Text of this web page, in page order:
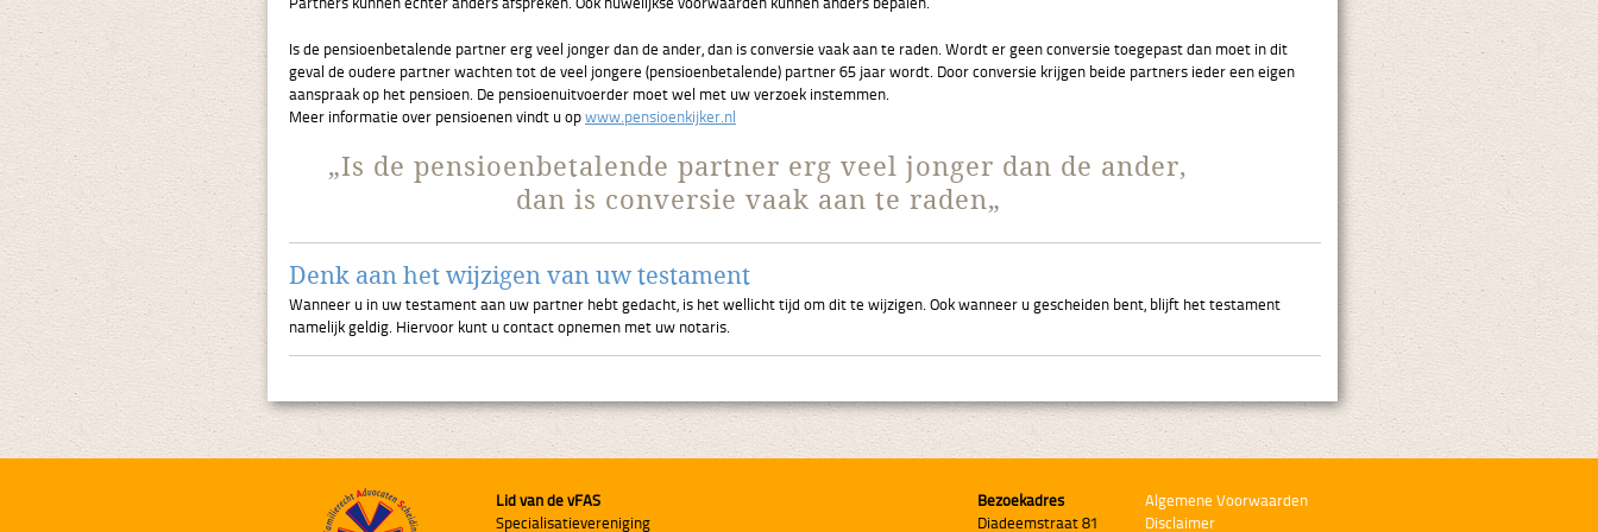
Partners kunnen echter anders afspreken. Ook huwelijkse voorwaarden kunnen anders bepalen.
Is de pensioenbetalende partner erg veel jonger dan de ander, dan is conversie vaak aan te raden. Wordt er geen conversie toegepast dan moet in dit
geval de oudere partner wachten tot de veel jongere (pensioenbetalende) partner 65 jaar wordt. Door conversie krijgen beide partners ieder een eigen
aanspraak op het pensioen. De pensioenuitvoerder moet wel met uw verzoek instemmen.
Meer informatie over pensioenen vindt u op www.pensioenkijker.nl
„Is de pensioenbetalende partner erg veel jonger dan de ander,
dan is conversie vaak aan te raden„
Denk aan het wijzigen van uw testament
Wanneer u in uw testament aan uw partner hebt gedacht, is het wellicht tijd om dit te wijzigen. Ook wanneer u gescheiden bent, blijft het testament
namelijk geldig. Hiervoor kunt u contact opnemen met uw notaris.
Lid van de vFAS
Specialisatievereniging
Bezoekadres
Diadeemstraat 81
Algemene Voorwaarden
Disclaimer